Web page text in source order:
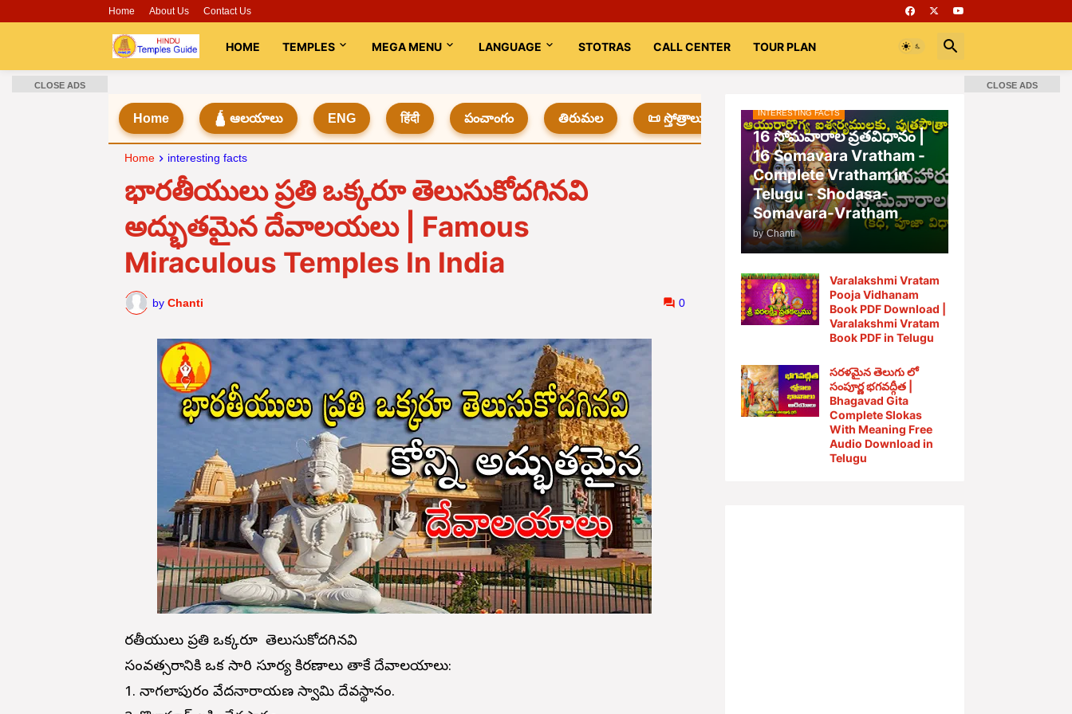
Home About Us Contact Us
HOME TEMPLES MEGA MENU LANGUAGE STOTRAS CALL CENTER TOUR PLAN
Home 🛕 ఆలయాలు ENG हिंदी పంచాంగం తిరుమల 📜 స్తోత్రాలు 📚 Books Rooms భగవద్గీత
Home interesting facts
భారతీయులు ప్రతి ఒక్కరూ తెలుసుకోదగినవి
అద్భుతమైన దేవాలయలు | Famous
Miraculous Temples In India
by Chanti 0
భారతీయులు ప్రతి ఒక్కరూ తెలుసుకోదగినవి
సంవత్సరానికి ఒక సారి సూర్య కిరణాలు తాకే దేవాలయాలు:
1. నాగలాపురం వేదనారాయణ స్వామి దేవస్థానం.
INTERESTING FACTS
16 సోమవారాల వ్రతవిధానం |
16 Somavara Vratham -
Complete Vratham in
Telugu - Shodasa-
Somavara-Vratham
by Chanti
Varalakshmi Vratam
Pooja Vidhanam
Book PDF Download |
Varalakshmi Vratam
Book PDF in Telugu
సరళమైన తెలుగు లో
సంపూర్ణ భగవద్గీత |
Bhagavad Gita
Complete Slokas
With Meaning Free
Audio Download in
Telugu
CLOSE ADS CLOSE ADS